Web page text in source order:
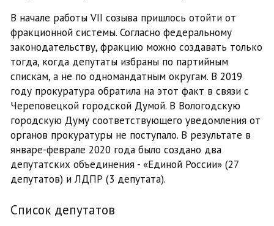
В начале работы VII созыва пришлось отойти от
фракционной системы. Согласно федеральному
законодательству, фракцию можно создавать только
тогда, когда депутаты избраны по партийным
спискам, а не по одномандатным округам. В 2019
году прокуратура обратила на этот факт в связи с
Череповецкой городской Думой. В Вологодскую
городскую Думу соответствующего уведомления от
органов прокуратуры не поступало. В результате в
январе-феврале 2020 года было создано два
депутатских объединения - «Единой России» (27
депутатов) и ЛДПР (3 депутата).
Список депутатов